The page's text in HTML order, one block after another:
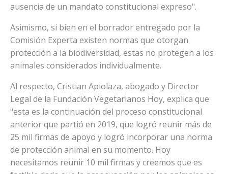
ausencia de un mandato constitucional expreso".
Asimismo, si bien en el borrador entregado por la
Comisión Experta existen normas que otorgan
protección a la biodiversidad, estas no protegen a los
animales considerados individualmente.
Al respecto, Cristian Apiolaza, abogado y Director
Legal de la Fundación Vegetarianos Hoy, explica que
"esta es la continuación del proceso constitucional
anterior que partió en 2019, que logró reunir más de
25 mil firmas de apoyo y logró incorporar una norma
de protección animal en su momento. Hoy
necesitamos reunir 10 mil firmas y creemos que es